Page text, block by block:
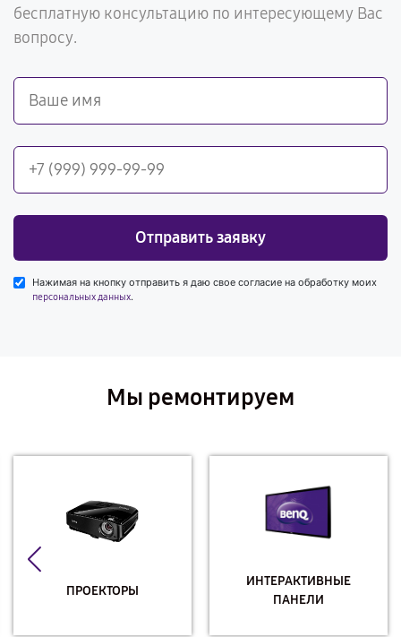
бесплатную консультацию по интересующему Вас
вопросу.
Отправить заявку
Нажимая на кнопку отправить я даю свое согласие на обработку моих
персональных данных.
Мы ремонтируем
ПРОЕКТОРЫ
ИНТЕРАКТИВНЫЕ
ПАНЕЛИ